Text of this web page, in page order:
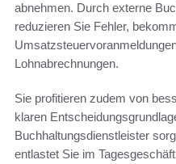
abnehmen. Durch externe
reduzieren Sie Fehler,
Lohnabrechnungen.
Sie profitieren zudem von
klaren
Buchhaltungsdienstleister
entlastet Sie im